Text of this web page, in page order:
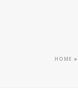
HOME »